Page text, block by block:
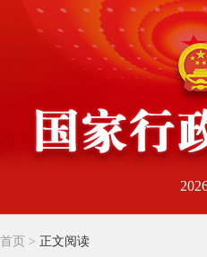
首页 > 正文阅读